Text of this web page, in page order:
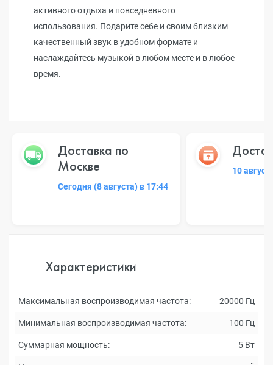
активного отдыха и повседневного
использования. Подарите себе и своим близким
качественный звук в удобном формате и
наслаждайтесь музыкой в любом месте и в любое
время.
Доставка по
Москве
Сегодня (8 августа) в 17:44
10
Характеристики
Максимальная воспроизводимая частота: 20000 Гц
Минимальная воспроизводимая частота: 100 Гц
Суммарная мощность: 5 Вт